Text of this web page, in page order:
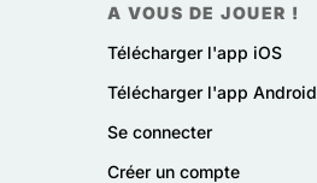
A VOUS DE JOUER !
Télécharger l'app iOS
Télécharger l'app Android
Se connecter
Créer un compte